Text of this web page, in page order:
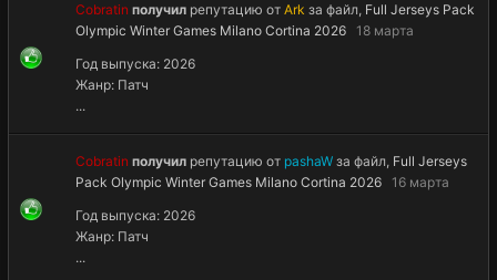
Cobratin получил репутацию от Ark за файл, Full Jerseys Pack
Olympic Winter Games Milano Cortina 2026
18 марта
Год выпуска: 2026
Жанр: Патч
...
Cobratin получил репутацию от pashaW за файл, Full Jerseys
Pack Olympic Winter Games Milano Cortina 2026
16 марта
Год выпуска: 2026
Жанр: Патч
...